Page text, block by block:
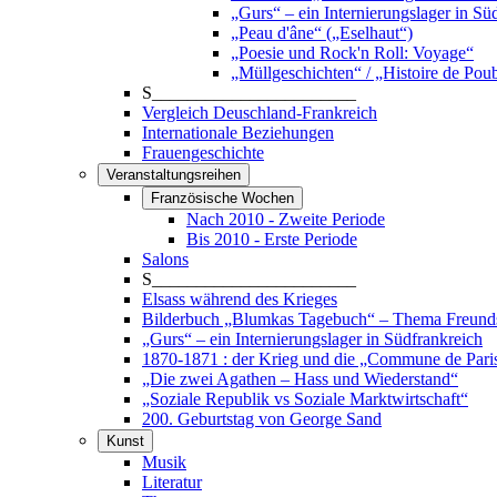
„Gurs“ – ein Internierungslager in
„Peau d'âne“ („Eselhaut“)
„Poesie und Rock'n Roll: Voyage“
„Müllgeschichten“ / „Histoire de
S_______________________
Vergleich Deuschland-Frankreich
Internationale Beziehungen
Frauengeschichte
Veranstaltungsreihen
Französische Wochen
Nach 2010 - Zweite Periode
Bis 2010 - Erste Periode
Salons
S_______________________
Elsass während des Krieges
Bilderbuch „Blumkas Tagebuch“ – Thema
„Gurs“ – ein Internierungslager in Südfrankreich
1870-1871 : der Krieg und die „Commune de
„Die zwei Agathen – Hass und Wiederstand“
„Soziale Republik vs Soziale Marktwirtschaft“
200. Geburtstag von George Sand
Kunst
Musik
Literatur